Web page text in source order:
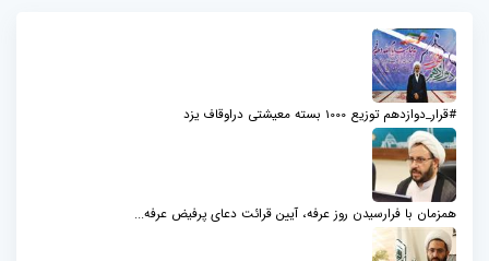
#قرار_دوازدهم توزیع 1000 بسته معیشتی دراوقاف یزد
همزمان با فرارسیدن روز عرفه، آیین قرائت دعای پرفیض عرفه...